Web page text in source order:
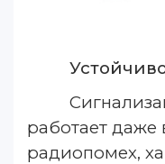
работает даже
радиопомех,